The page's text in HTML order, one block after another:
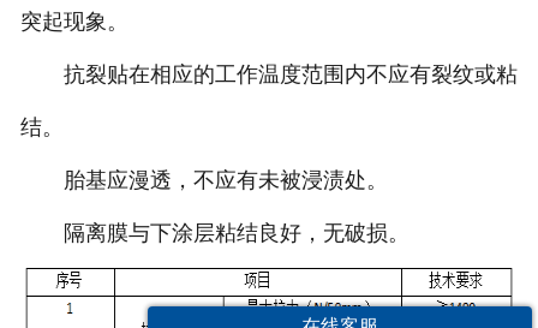
突起现象。
抗裂贴在相应的工作温度范围内不应有裂纹或粘
结。
胎基应漫透，不应有未被浸渍处。
隔离膜与下涂层粘结良好，无破损。